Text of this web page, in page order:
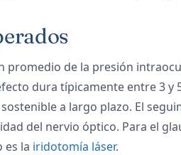
promedio de la presión
dura típicamente entre 3 y
a largo plazo. El
del nervio óptico. Para el
es la iridotomía láser.